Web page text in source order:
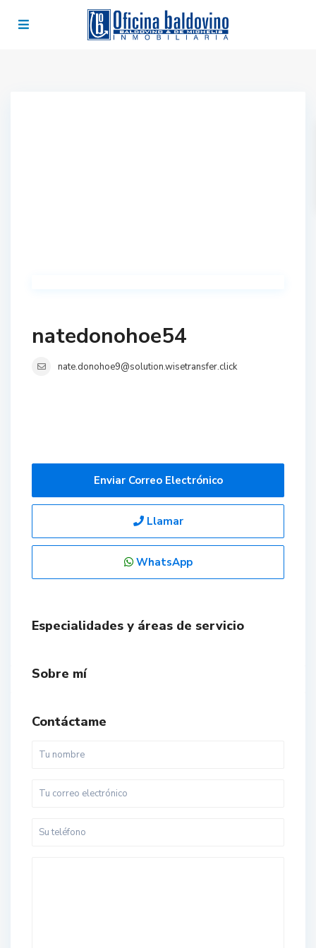
natedonohoe54
nate.donohoe9@solution.wisetransfer.click
Enviar Correo Electrónico
Llamar
WhatsApp
Especialidades y áreas de servicio
Sobre mí
Contáctame